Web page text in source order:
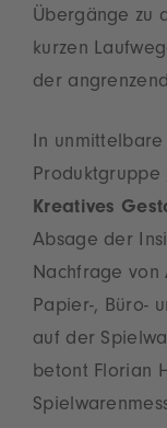
Übergänge zu
kurzen
der
In
Produktgruppe
Kreatives
Absage der
Nachfrage von
Papier-, Büro-
auf der
betont Florian